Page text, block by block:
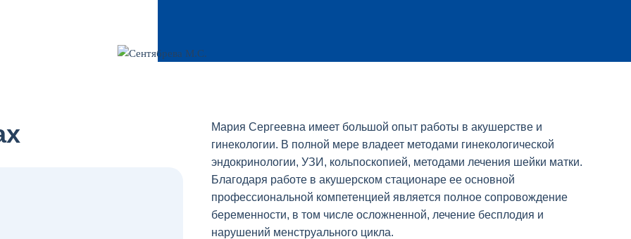
Мария Сергеевна имеет большой опыт работы в акушерстве и
гинекологии. В полной мере владеет методами гинекологической
эндокринологии, УЗИ, кольпоскопией, методами лечения шейки матки.
Благодаря работе в акушерском стационаре ее основной
профессиональной компетенцией является полное сопровождение
беременности, в том числе осложненной, лечение бесплодия и
нарушений менструального цикла.